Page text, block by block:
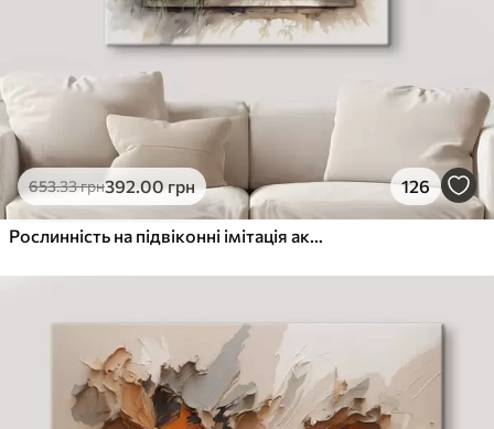
653.33грн392.00 грн 126
Рослинність на підвіконні імітація акварелі